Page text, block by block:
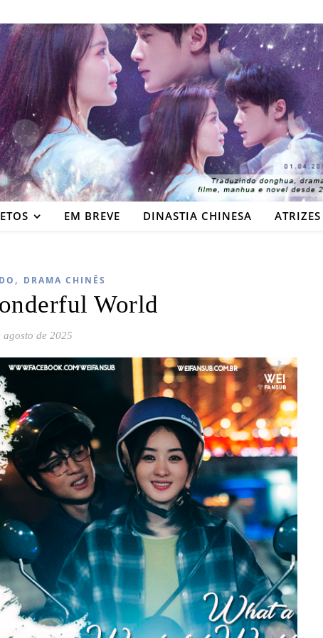
EM BREVE DINASTIA CHINESA ATRIZES
, DRAMA CHINÊS
World
agosto de 2025